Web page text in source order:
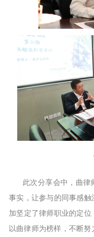
此次分享会中，曲律
事实，让参与的同事感
加坚定了律师职业的定
以曲律师为榜样，不断